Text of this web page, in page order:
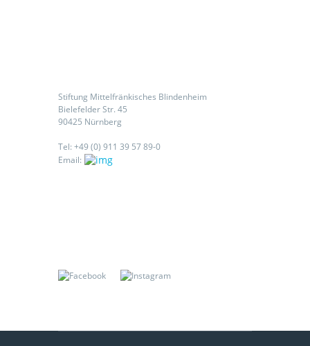
Stiftung Mittelfränkisches Blindenheim
Bielefelder Str. 45
90425 Nürnberg
Tel: +49 (0) 911 39 57 89-0
Email: